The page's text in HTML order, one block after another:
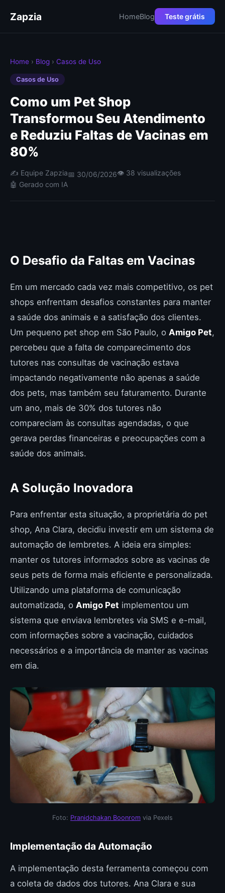
Zapzia HomeBlog Teste grátis
Home › Blog › Casos de Uso
Casos de Uso
Como um Pet Shop
Transformou Seu Atendimento
e Reduziu Faltas de Vacinas em
80%
✍️ Equipe Zapzia📅 30/06/2026👁 38 visualizações
🤖 Gerado com IA
O Desafio da Faltas em Vacinas
Em um mercado cada vez mais competitivo, os pet
shops enfrentam desafios constantes para manter
a saúde dos animais e a satisfação dos clientes.
Um pequeno pet shop em São Paulo, o Amigo Pet,
percebeu que a falta de comparecimento dos
tutores nas consultas de vacinação estava
impactando negativamente não apenas a saúde
dos pets, mas também seu faturamento. Durante
um ano, mais de 30% dos tutores não
compareciam às consultas agendadas, o que
gerava perdas financeiras e preocupações com a
saúde dos animais.
A Solução Inovadora
Para enfrentar esta situação, a proprietária do pet
shop, Ana Clara, decidiu investir em um sistema de
automação de lembretes. A ideia era simples:
manter os tutores informados sobre as vacinas de
seus pets de forma mais eficiente e personalizada.
Utilizando uma plataforma de comunicação
automatizada, o Amigo Pet implementou um
sistema que enviava lembretes via SMS e e-mail,
com informações sobre a vacinação, cuidados
necessários e a importância de manter as vacinas
em dia.
Foto: Pranidchakan Boonrom via Pexels
Implementação da Automação
A implementação desta ferramenta começou com
a coleta de dados dos tutores. Ana Clara e sua